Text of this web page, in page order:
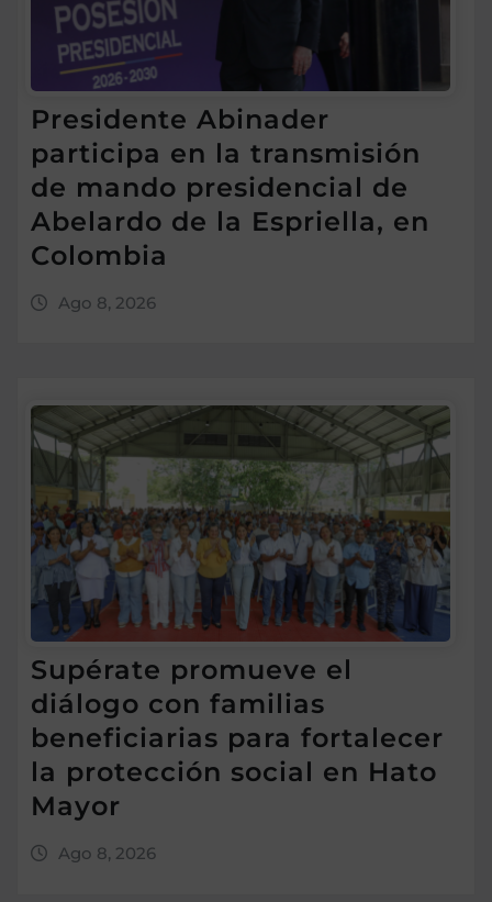
Presidente Abinader
participa en la transmisión
de mando presidencial de
Abelardo de la Espriella, en
Colombia
Ago 8, 2026
Supérate promueve el
diálogo con familias
beneficiarias para fortalecer
la protección social en Hato
Mayor
Ago 8, 2026